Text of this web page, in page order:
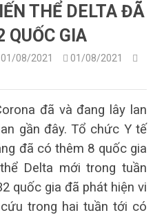
THỂ DELTA ĐÃ
QUỐC GIA
01/08/2021
01/08/2021
đã và đang lây lan
gần đây. Tổ chức Y tế
đã có thêm 8 quốc gia
Delta mới trong tuần
quốc gia đã phát hiện vi
trong hai tuần tới có